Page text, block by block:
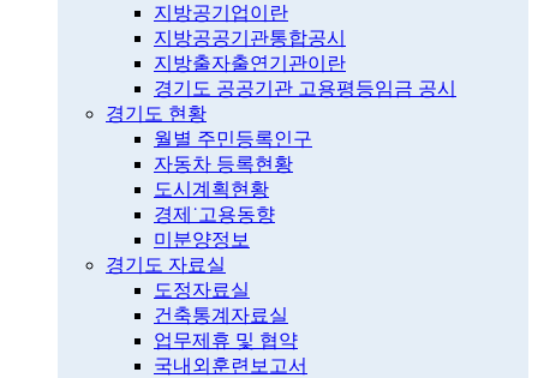
지방공기업이란
지방공공기관통합공시
지방출자출연기관이란
경기도 공공기관 고용평등임금 공시
경기도 현황
월별 주민등록인구
자동차 등록현황
도시계획현황
경제˙고용동향
미분양정보
경기도 자료실
도정자료실
건축통계자료실
업무제휴 및 협약
국내외훈련보고서